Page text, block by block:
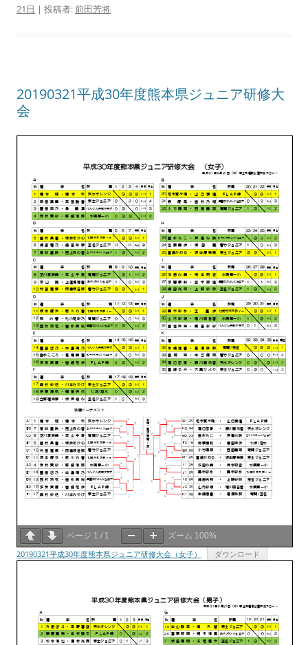
21日 | 投稿者:前田芳将
20190321平成30年度熊本県ジュニア研修大
会
ページ 1 / 1 ズーム 100%
20190321平成30年度熊本県ジュニア研修大会（女子） ダウンロード